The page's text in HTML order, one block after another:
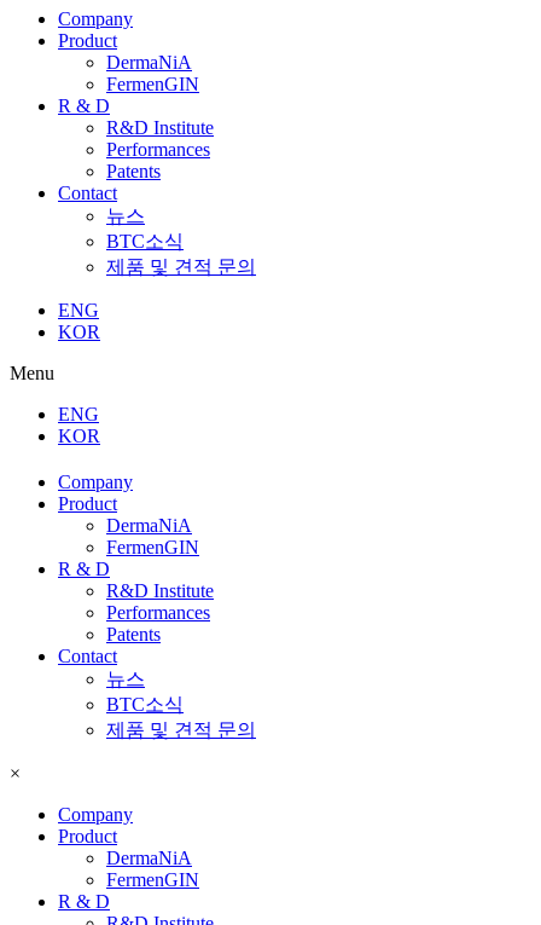
Company
Product
DermaNiA
FermenGIN
R & D
R&D Institute
Performances
Patents
Contact
뉴스
BTC소식
제품 및 견적 문의
ENG
KOR
Menu
ENG
KOR
Company
Product
DermaNiA
FermenGIN
R & D
R&D Institute
Performances
Patents
Contact
뉴스
BTC소식
제품 및 견적 문의
×
Company
Product
DermaNiA
FermenGIN
R & D